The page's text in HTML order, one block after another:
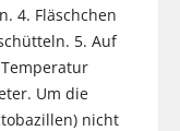
4. Fläschchen
5. Auf
Um die
nicht